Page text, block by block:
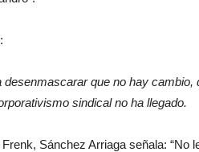
desenmascarar que no hay
sindical no ha llegado.
Sánchez Arriaga señala: “No